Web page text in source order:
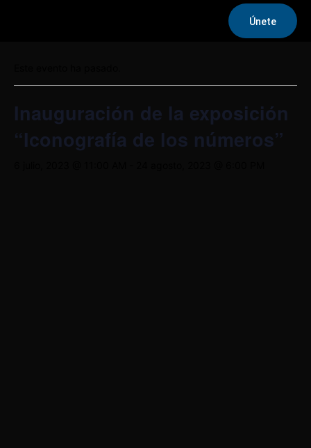
Únete
Inauguración de la exposición
“Iconografía de los números”